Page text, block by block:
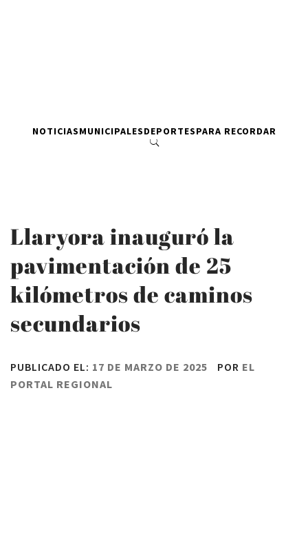
NOTICIASMUNICIPALESDEPORTESPARA RECORDAR
Llaryora inauguró la
pavimentación de 25
kilómetros de caminos
secundarios
PUBLICADO EL: 17 DE MARZO DE 2025 POR EL
PORTAL REGIONAL